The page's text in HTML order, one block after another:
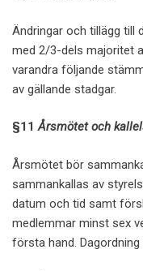
Ändringar och tillägg till
med 2/3-dels majoritet
varandra följande
av gällande stadgar.
§11Årsmötet och
Årsmötet bör
sammankallas av
datum och tid samt
medlemmar minst sex
första hand. Dagordning